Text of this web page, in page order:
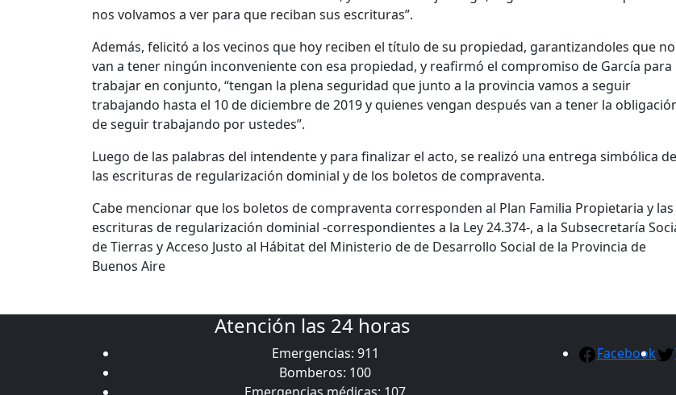
nos volvamos a ver para que reciban sus escrituras”.
Además, felicitó a los vecinos que hoy reciben el título de su propiedad, garantizandoles que no
van a tener ningún inconveniente con esa propiedad, y reafirmó el compromiso de García para
trabajar en conjunto, “tengan la plena seguridad que junto a la provincia vamos a seguir
trabajando hasta el 10 de diciembre de 2019 y quienes vengan después van a tener la
de seguir trabajando por ustedes”.
Luego de las palabras del intendente y para finalizar el acto, se realizó una entrega simbólica de
las escrituras de regularización dominial y de los boletos de compraventa.
Cabe mencionar que los boletos de compraventa corresponden al Plan Familia Propietaria y las
escrituras de regularización dominial -correspondientes a la Ley 24.374-, a la Subsecretaría
de Tierras y Acceso Justo al Hábitat del Ministerio de de Desarrollo Social de la Provincia de
Buenos Aire
Atención las 24 horas
Emergencias: 911
Bomberos: 100
Facebook